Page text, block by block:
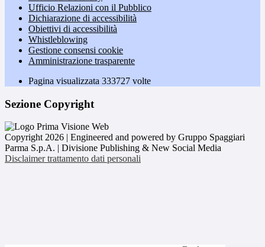
Ufficio Relazioni con il Pubblico
Dichiarazione di accessibilità
Obiettivi di accessibilità
Whistleblowing
Gestione consensi cookie
Amministrazione trasparente
Pagina visualizzata 333727 volte
Sezione Copyright
Copyright 2026 | Engineered and powered by Gruppo Spaggiari
Parma S.p.A. | Divisione Publishing & New Social Media
Disclaimer trattamento dati personali